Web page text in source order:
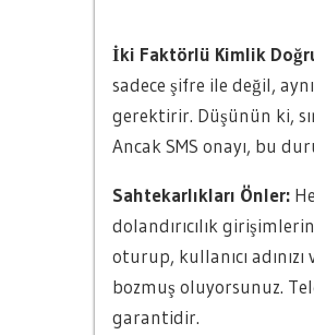
İki Faktörlü Kimlik
sadece şifre ile değil,
gerektirir. Düşünün ki,
Ancak SMS onayı, bu
Sahtekarlıkları Önler:
dolandırıcılık
oturup, kullanıcı
bozmuş oluyorsunuz.
garantidir.